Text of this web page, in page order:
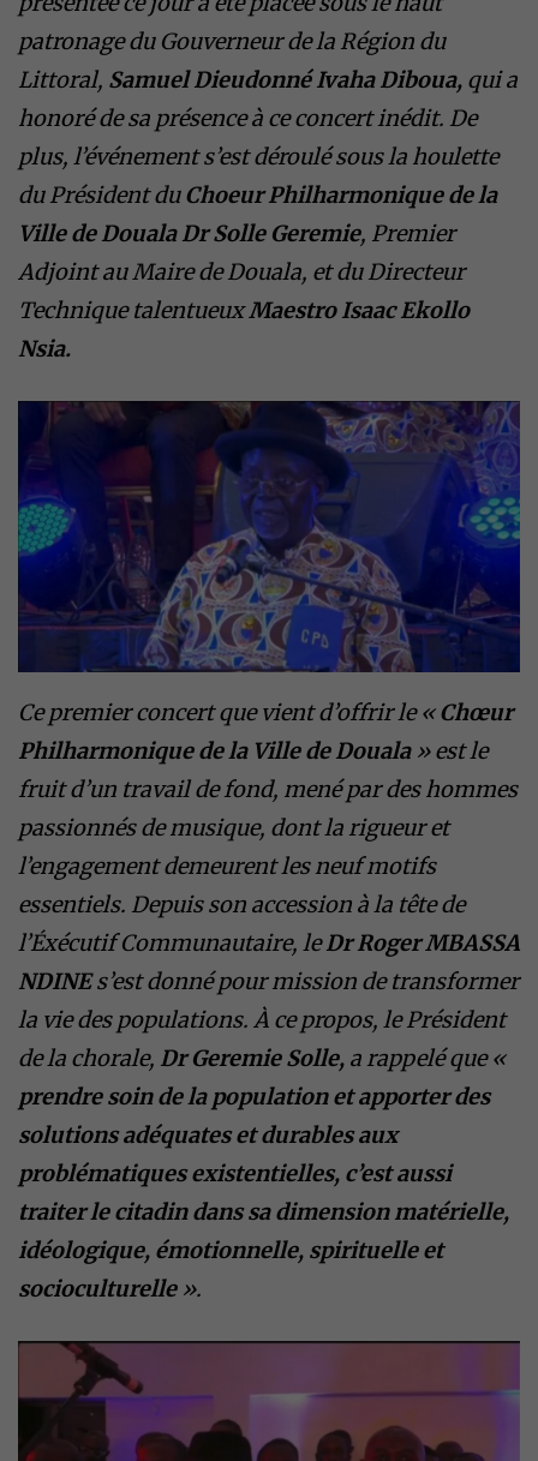
patronage du Gouverneur de la Région du
Littoral, Samuel Dieudonné Ivaha Diboua, qui a
honoré de sa présence à ce concert inédit. De
plus, l’événement s’est déroulé sous la houlette
du Président duChoeur Philharmonique de la
Ville de Douala Dr Solle Geremie, Premier
Adjoint au Maire de Douala, et du Directeur
Technique talentueuxMaestro Isaac Ekollo
Nsia.
Ce premier concert que vient d’offrir le «Chœur
Philharmonique de la Ville de Douala» est le
fruit d’un travail de fond, mené par des hommes
passionnés de musique, dont la rigueur et
l’engagement demeurent les neuf motifs
essentiels. Depuis son accession à la tête de
l’Éxécutif Communautaire, leDr Roger MBASSA
NDINEs’est donné pour mission de transformer
la vie des populations. À ce propos, le Président
de la chorale, Dr Geremie Solle, a rappelé que «
prendre soin de la population et apporter des
solutions adéquates et durables aux
problématiques existentielles, c’est aussi
traiter le citadin dans sa dimension matérielle,
idéologique, émotionnelle, spirituelle et
socioculturelle».